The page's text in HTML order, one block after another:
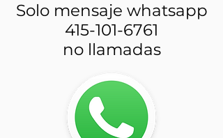
Solo mensaje whatsapp
415-101-6761
no llamadas